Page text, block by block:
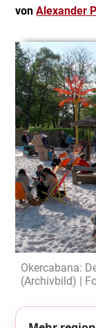
vonAlexander
Okercabana:
(Archivbild) |